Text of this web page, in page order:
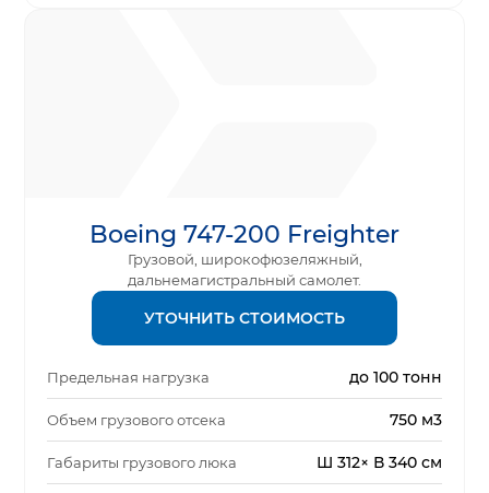
Boeing 747-200 Freighter
Грузовой, широкофюзеляжный,
дальнемагистральный самолет.
УТОЧНИТЬ СТОИМОСТЬ
Предельная нагрузка до 100 тонн
Объем грузового отсека 750 м3
Габариты грузового люка Ш 312× В 340 см